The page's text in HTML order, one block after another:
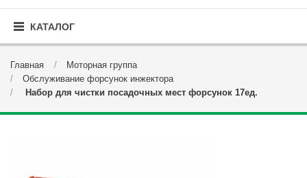
КАТАЛОГ
Главная
Моторная группа
Обслуживание форсунок инжектора
Набор для чистки посадочных мест форсунок 17ед.